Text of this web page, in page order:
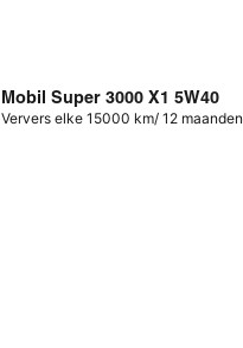
Mobil Super 3000 X1 5W40
Ververs elke 15000 km/ 12 maanden